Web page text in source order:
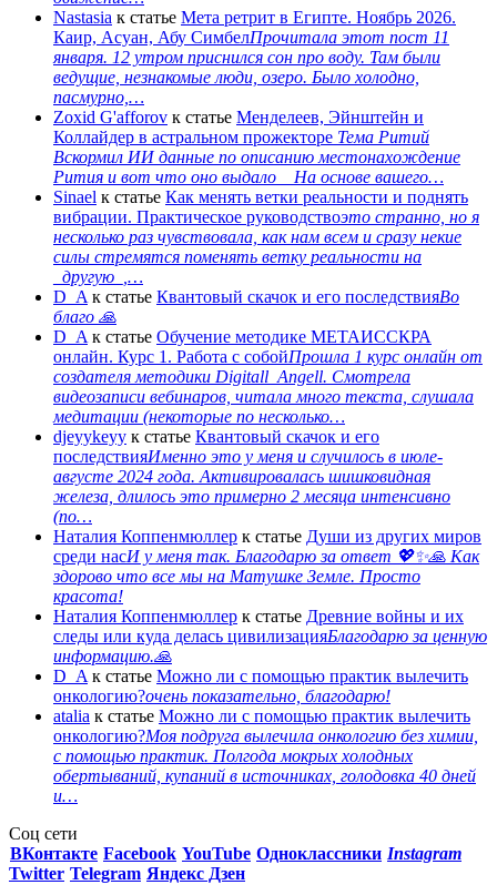
Nastasia к статье Мета ретрит в Египте. Ноябрь 2026.
Каир, Асуан, Абу СимбелПрочитала этот пост 11
января. 12 утром приснился сон про воду. Там были
ведущие, незнакомые люди, озеро. Было холодно,
пасмурно,…
Zoxid G'afforov к статье Менделеев, Эйнштейн и
Коллайдер в астральном прожекторе Тема Ритий
Вскормил ИИ данные по описанию местонахождение
Рития и вот что оно выдало На основе вашего…
Sinael к статье Как менять ветки реальности и поднять
вибрации. Практическое руководствоэто странно, но я
несколько раз чувствовала, как нам всем и сразу некие
силы стремятся поменять ветку реальности на
_другую_,…
D_A к статье Квантовый скачок и его последствияВо
благо 🙏
D_A к статье Обучение методике МЕТАИССКРА
онлайн. Курс 1. Работа с собойПрошла 1 курс онлайн от
создателя методики Digitall_Angell. Смотрела
видеозаписи вебинаров, читала много текста, слушала
медитации (некоторые по несколько…
djeyykeyy к статье Квантовый скачок и его
последствияИменно это у меня и случилось в июле-
августе 2024 года. Активировалась шишковидная
железа, длилось это примерно 2 месяца интенсивно
(по…
Наталия Коппенмюллер к статье Души из других миров
среди насИ у меня так. Благодарю за ответ 💖✨️🙏 Как
здорово что все мы на Матушке Земле. Просто
красота!
Наталия Коппенмюллер к статье Древние войны и их
следы или куда делась цивилизацияБлагодарю за ценную
информацию.🙏
D_A к статье Можно ли с помощью практик вылечить
онкологию?очень показательно, благодарю!
atalia к статье Можно ли с помощью практик вылечить
онкологию?Моя подруга вылечила онкологию без химии,
с помощью практик. Полгода мокрых холодных
обертываний, купаний в источниках, голодовка 40 дней
и…
Соц сети
ВКонтакте Facebook YouTube Одноклассники Instagram
Twitter Telegram Яндекс Дзен